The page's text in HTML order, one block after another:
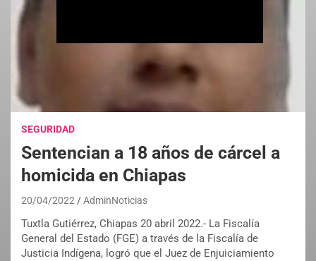
SEGURIDAD
Sentencian a 18 años de cárcel a
homicida en Chiapas
20/04/2022 AdminNoticias
Tuxtla Gutiérrez, Chiapas 20 abril 2022.- La Fiscalía
General del Estado (FGE) a través de la Fiscalía de
Justicia Indígena, logró que el Juez de Enjuiciamiento